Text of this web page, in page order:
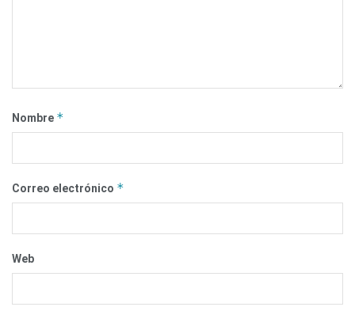
Nombre *
Correo electrónico *
Web